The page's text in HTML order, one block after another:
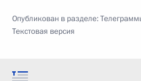
Опубликован в разделе:
Текстовая версия